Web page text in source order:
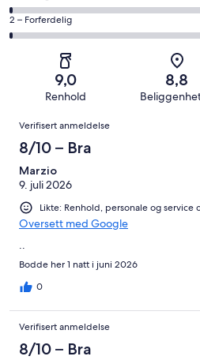
av
totalt
anmeldelser.
Bra.
88
anmeldelser.
6
−
Grei.
anmeldelser.
på
4
234
anmeldelser.
Rangering
på
Forferdelig.
av
234
anmeldelser.
2 – Forferdelig
9,0
Renhold
8,8
Anmeldelser
Verifisert anmeldelse
8/10 – Bra
Marzio
9. juli 2026
Likte: Renhold, personale og service
Oversett med Google
..
Bodde her 1 natt i juni 2026
0
Verifisert anmeldelse
8/10 – Bra